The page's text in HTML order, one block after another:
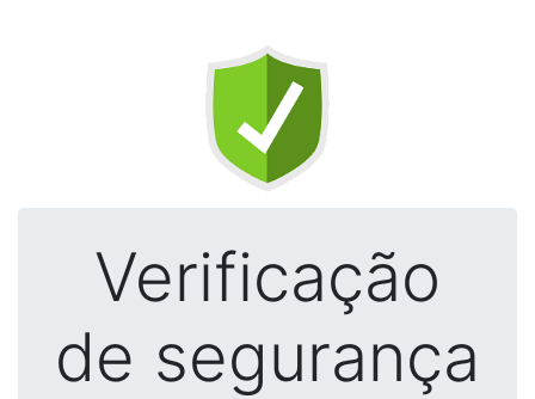
Verificação
de segurança